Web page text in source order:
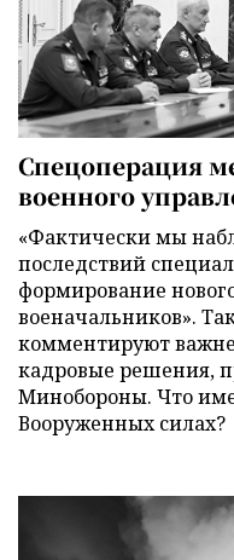
Спецоперация
военного
«Фактически мы
последствий
формирование
военачальников».
комментируют
кадровые решения,
Минобороны. Что
Вооруженных силах?